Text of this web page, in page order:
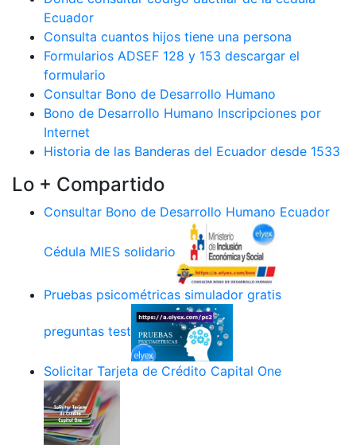
Ecuador
Consulta cuantos hijos tiene una persona
Formularios ADSEF 128 y 153 descargar el
formulario
Consultar Bono de Desarrollo Humano
Bono de Desarrollo Humano Inscripciones por
Internet
Historia de las Banderas del Ecuador desde 1533
Lo + Compartido
Consultar Bono de Desarrollo Humano Ecuador
Cédula MIES solidario
Pruebas psicométricas simulador gratis
preguntas test
Solicitar Tarjeta de Crédito Capital One